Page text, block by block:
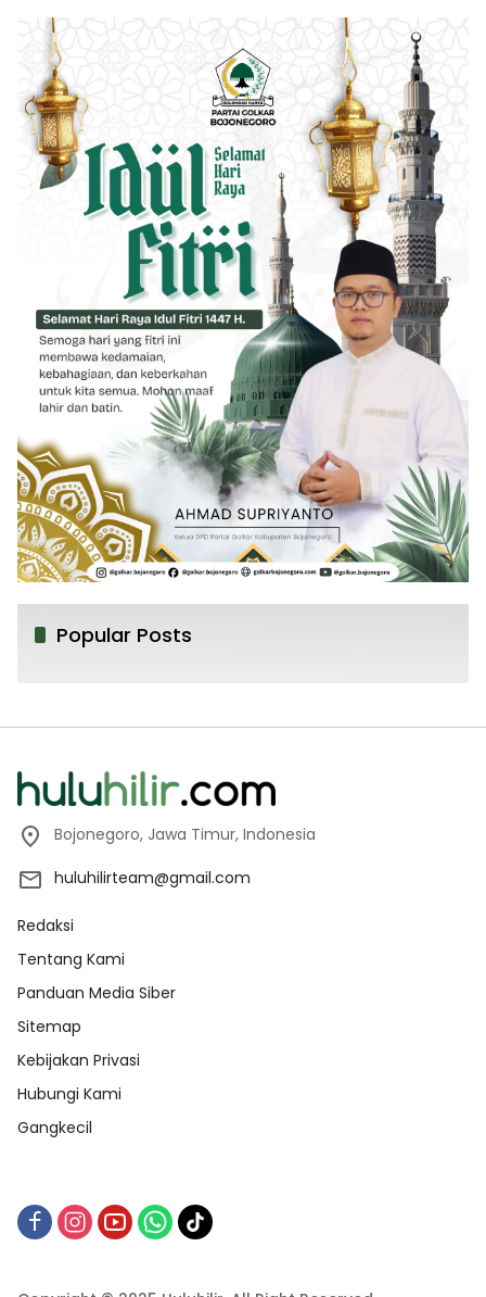
Popular Posts
Bojonegoro, Jawa Timur, Indonesia
huluhilirteam@gmail.com
Redaksi
Tentang Kami
Panduan Media Siber
Sitemap
Kebijakan Privasi
Hubungi Kami
Gangkecil